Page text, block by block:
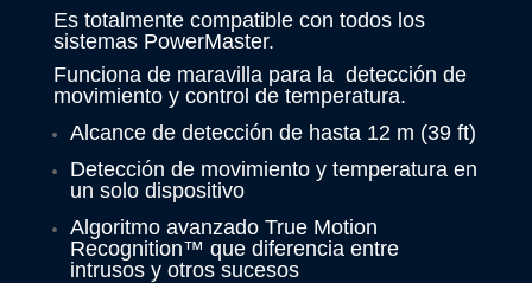
Es totalmente compatible con todos los
sistemas PowerMaster.
Funciona de maravilla para la detección de
movimiento y control de temperatura.
Alcance de detección de hasta 12 m (39 ft)
Detección de movimiento y temperatura en
un solo dispositivo
Algoritmo avanzado True Motion
Recognition™ que diferencia entre
intrusos y otros sucesos